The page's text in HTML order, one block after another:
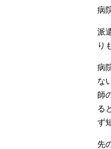
病
派
り
病
な
師
る
ず
先